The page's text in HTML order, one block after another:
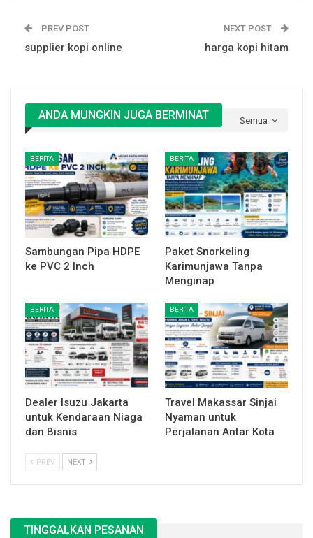
PREV POST
supplier kopi online
NEXT POST
harga kopi hitam
Semua
ANDA MUNGKIN JUGA BERMINAT
BERITA
Sambungan Pipa HDPE
ke PVC 2 Inch
BERITA
Paket Snorkeling
Karimunjawa Tanpa
Menginap
BERITA
Dealer Isuzu Jakarta
untuk Kendaraan Niaga
dan Bisnis
BERITA
Travel Makassar Sinjai
Nyaman untuk
Perjalanan Antar Kota
PREV NEXT
TINGGALKAN PESANAN